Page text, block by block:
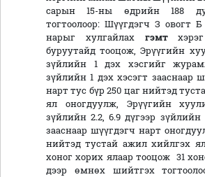
сарын 15-ны өдрийн 188
тогтоолоор: Шүүгдэгч З овогт
нарыг хулгайлах гэмт
буруутайд тооцож, Эрүүгийн
зүйлийн 1 дэх хэсгийг
зүйлийн 1 дэх хэсэгт зааснаар
нарт тус бүр 250 цаг нийтэд
ял оногдуулж, Эрүүгийн
зүйлийн 2.2, 6.9 дүгээр зүйлийн
зааснаар шүүгдэгч нарт
нийтэд тустай ажил хийлгэх
хоног хорих ялаар тооцож 31
дээр өмнөх шийтгэх